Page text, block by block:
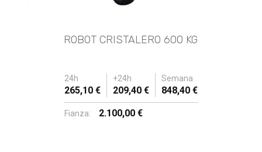
ROBOT CRISTALERO 600 KG
24h +24h Semana
265,10 € 209,40 € 848,40 €
Fianza: 2.100,00 €